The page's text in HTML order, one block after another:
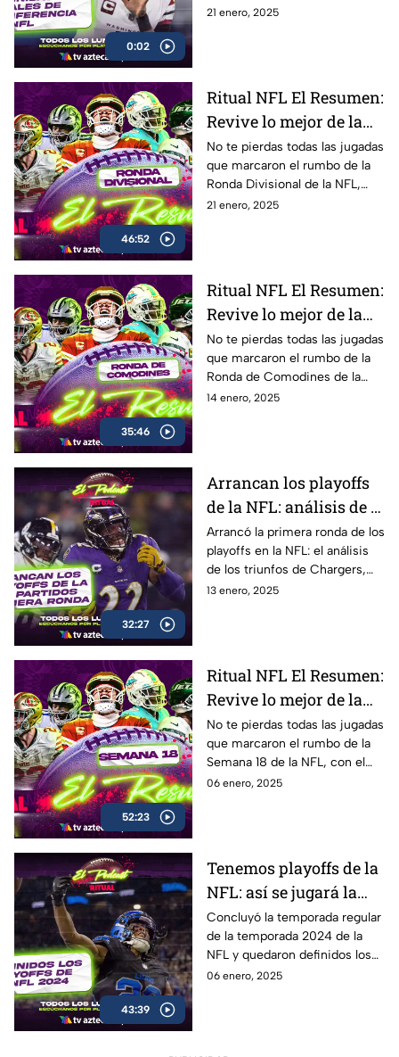
0:02
Chiefs, Commanders, Eagles y
21 enero, 2025
46:52
Ritual NFL El Resumen:
Revive lo mejor de la
Ronda Divisional
No te pierdas todas las jugadas
que marcaron el rumbo de la
Ronda Divisional de la NFL,
con el mejor resumen en el
21 enero, 2025
35:46
Ritual NFL El Resumen:
Revive lo mejor de la
Ronda de Comodines
No te pierdas todas las jugadas
que marcaron el rumbo de la
Ronda de Comodines de la
NFL, con el mejor resumen en
14 enero, 2025
32:27
Arrancan los playoffs
de la NFL: análisis de la
Ronda de Comodines |
Ritual El Podcast
Arrancó la primera ronda de los
playoffs en la NFL: el análisis
de los triunfos de Chargers,
Ravens, Bills, Eagles y
13 enero, 2025
52:23
Ritual NFL El Resumen:
Revive lo mejor de la
Semana 18
No te pierdas todas las jugadas
que marcaron el rumbo de la
Semana 18 de la NFL, con el
mejor resumen en el Ritual El
06 enero, 2025
43:39
Tenemos playoffs de la
NFL: así se jugará la
Ronda de Comodines |
Ritual El Podcast
Concluyó la temporada regular
de la temporada 2024 de la
NFL y quedaron definidos los
playoffs. Los Kansas City
06 enero, 2025